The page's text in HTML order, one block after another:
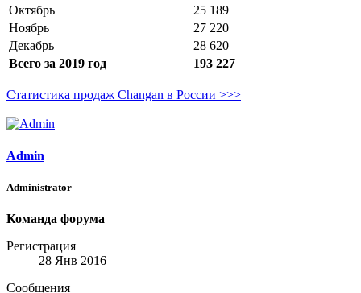
Октябрь
25 189
Ноябрь
27 220
Декабрь
28 620
Всего за 2019 год
193 227
Статистика продаж Changan в России >>>
Admin
Administrator
Команда форума
Регистрация
28 Янв 2016
Сообщения